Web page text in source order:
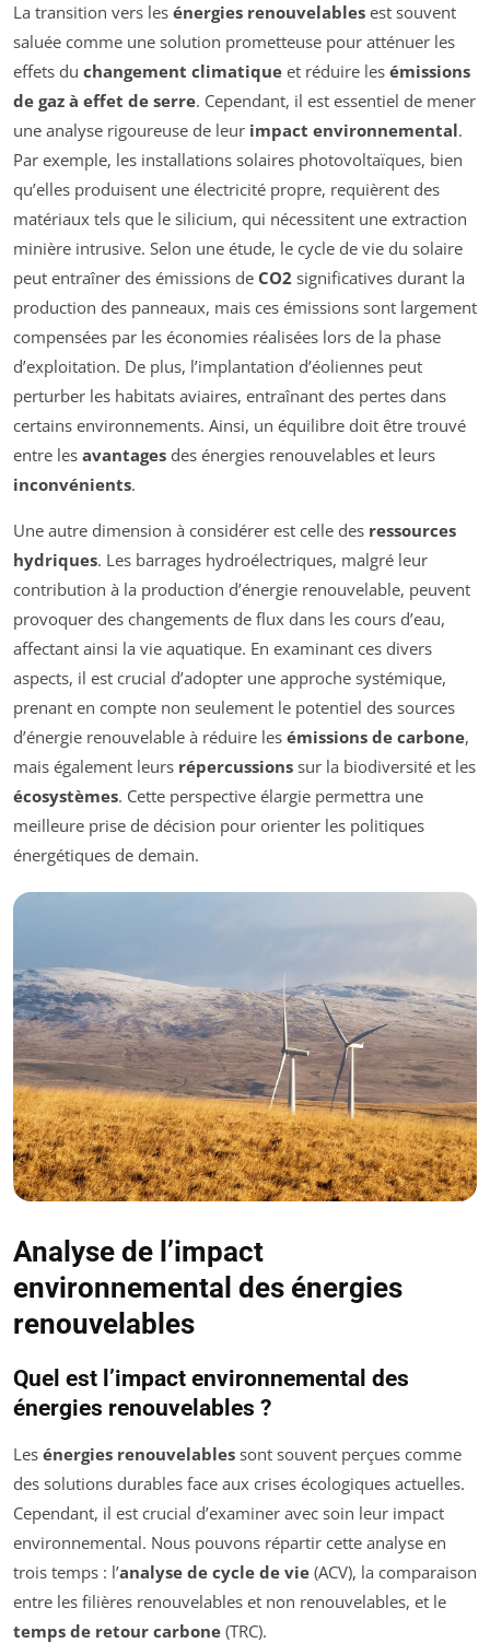
La transition vers les énergies renouvelables est souvent
saluée comme une solution prometteuse pour atténuer les
effets du changement climatique et réduire les émissions
de gaz à effet de serre. Cependant, il est essentiel de mener
une analyse rigoureuse de leur impact environnemental.
Par exemple, les installations solaires photovoltaïques, bien
qu’elles produisent une électricité propre, requièrent des
matériaux tels que le silicium, qui nécessitent une extraction
minière intrusive. Selon une étude, le cycle de vie du solaire
peut entraîner des émissions de CO2 significatives durant la
production des panneaux, mais ces émissions sont largement
compensées par les économies réalisées lors de la phase
d’exploitation. De plus, l’implantation d’éoliennes peut
perturber les habitats aviaires, entraînant des pertes dans
certains environnements. Ainsi, un équilibre doit être trouvé
entre les avantages des énergies renouvelables et leurs
inconvénients.
Une autre dimension à considérer est celle des ressources
hydriques. Les barrages hydroélectriques, malgré leur
contribution à la production d’énergie renouvelable, peuvent
provoquer des changements de flux dans les cours d’eau,
affectant ainsi la vie aquatique. En examinant ces divers
aspects, il est crucial d’adopter une approche systémique,
prenant en compte non seulement le potentiel des sources
d’énergie renouvelable à réduire les émissions de carbone,
mais également leurs répercussions sur la biodiversité et les
écosystèmes. Cette perspective élargie permettra une
meilleure prise de décision pour orienter les politiques
énergétiques de demain.
Analyse de l’impact
environnemental des énergies
renouvelables
Quel est l’impact environnemental des
énergies renouvelables ?
Les énergies renouvelables sont souvent perçues comme
des solutions durables face aux crises écologiques actuelles.
Cependant, il est crucial d’examiner avec soin leur impact
environnemental. Nous pouvons répartir cette analyse en
trois temps : l’analyse de cycle de vie (ACV), la comparaison
entre les filières renouvelables et non renouvelables, et le
temps de retour carbone (TRC).